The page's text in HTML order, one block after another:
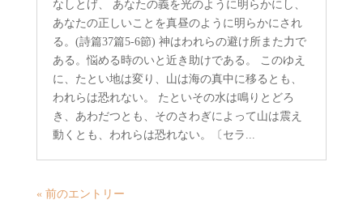
なしとげ、 あなたの義を光のように明らかにし、
あなたの正しいことを真昼のように明らかにされ
る。(詩篇37篇5-6節) 神はわれらの避け所また力で
ある。悩める時のいと近き助けである。 このゆえ
に、たとい地は変り、山は海の真中に移るとも、
われらは恐れない。 たといその水は鳴りとどろ
き、あわだつとも、そのさわぎによって山は震え
動くとも、われらは恐れない。〔セラ...
« 前のエントリー